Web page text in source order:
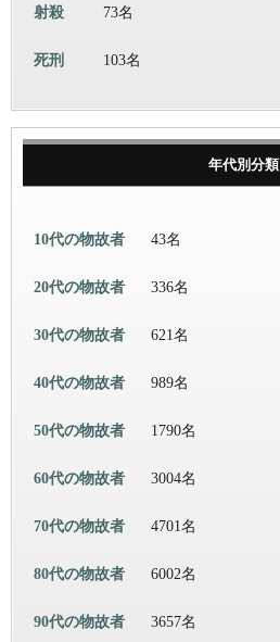
射殺 73名
死刑 103名
年代別分類
10代の物故者 43名
20代の物故者 336名
30代の物故者 621名
40代の物故者 989名
50代の物故者 1790名
60代の物故者 3004名
70代の物故者 4701名
80代の物故者 6002名
90代の物故者 3657名